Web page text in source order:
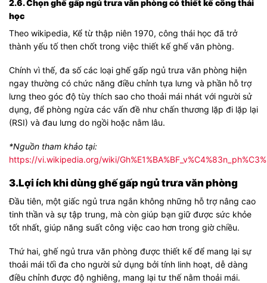
2.6. Chọn ghế gấp ngủ trưa văn phòng có thiết kế công thái
học
Theo wikipedia, Kể từ thập niên 1970, công thái học đã trở
thành yếu tố then chốt trong việc thiết kế ghế văn phòng.
Chính vì thế, đa số các loại ghế gấp ngủ trưa văn phòng hiện
ngay thường có chức năng điều chỉnh tựa lưng và phần hỗ trợ
lưng theo góc độ tùy thích sao cho thoải mái nhát với người sử
dụng, để phòng ngừa các vấn đề như chấn thương lặp đi lặp lại
(RSI) và đau lưng do ngồi hoặc nằm lâu.
*Nguồn tham khảo tại:
https://vi.wikipedia.org/wiki/
3.Lợi ích khi dùng ghế gấp ngủ trưa văn phòng
Đầu tiên, một giấc ngủ trưa ngắn không những hỗ trợ nâng cao
tinh thần và sự tập trung, mà còn giúp bạn giữ được sức khỏe
tốt nhất, giúp năng suất công việc cao hơn trong giờ chiều.
Thứ hai, ghế ngủ trưa văn phòng được thiết kế để mang lại sự
thoải mái tối đa cho người sử dụng bởi tính linh hoạt, dễ dàng
điều chỉnh được độ nghiêng, mang lại tư thế nằm thoải mái.